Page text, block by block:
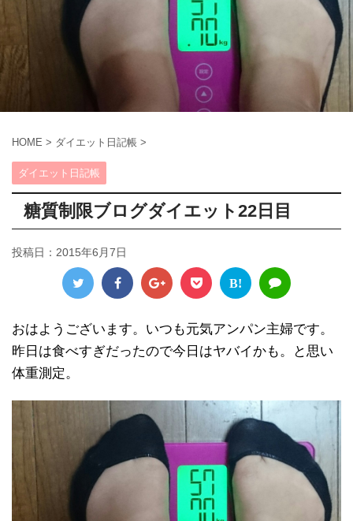
HOME > ダイエット日記帳 >
ダイエット日記帳
糖質制限ブログダイエット22日目
投稿日： 2015年6月7日
B!
おはようございます。いつも元気アンパン主婦です。
昨日は食べすぎだったので今日はヤバイかも。と思い
体重測定。